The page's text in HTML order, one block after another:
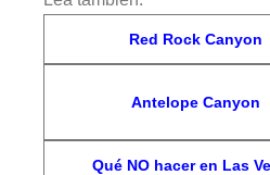
Red Rock Canyon
Antelope Canyon
Qué NO hacer en Las